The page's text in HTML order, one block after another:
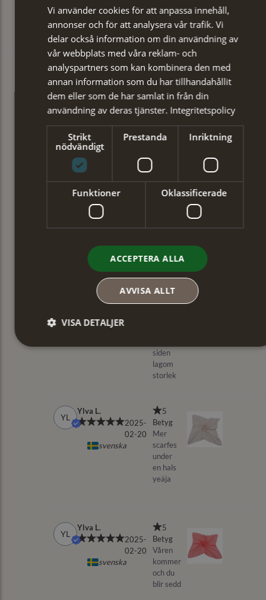
Vi använder cookies för att anpassa innehåll,
annonser och för att analysera vår trafik. Vi
delar också information om din användning av
vår webbplats med våra reklam- och
analyspartners som kan kombinera den med
annan information som du har tillhandahållit
dem eller som de har samlat in från din
användning av deras tjänster. Integritetspolicy
Strikt
nödvändigt
Prestanda Inriktning
Funktioner Oklassificerade
ACCEPTERA ALLA
AVVISA ALLT
VISA DETALJER